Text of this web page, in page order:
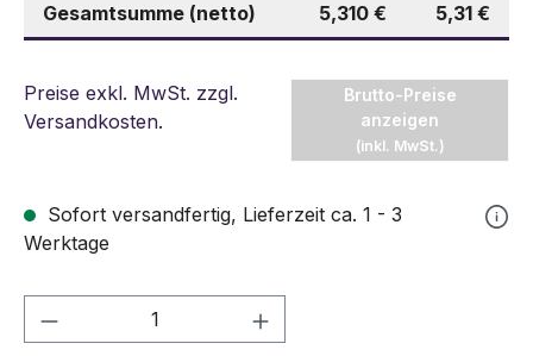
Gesamtsumme (netto) 5,310 € 5,31 €
Preise exkl. MwSt. zzgl.
Versandkosten.
Brutto-Preise
anzeigen
(inkl. MwSt.)
Sofort versandfertig, Lieferzeit ca. 1 - 3
Werktage
Produkt Anzahl: Gib den